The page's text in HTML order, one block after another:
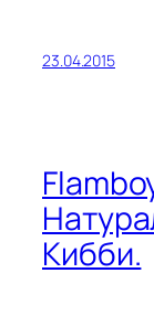
23.04.2015
Кибби.